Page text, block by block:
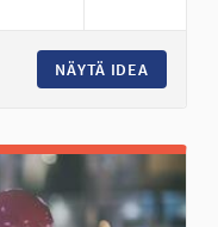
NÄYTÄ IDEA